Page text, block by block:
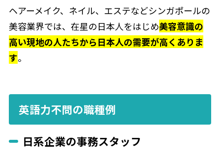
ヘアーメイク、ネイル、エステなどシンガポールの
美容業界では、在星の日本人をはじめ美容意識の
高い現地の人たちから日本人の需要が高くありま
す。
英語力不問の職種例
日系企業の事務スタッフ